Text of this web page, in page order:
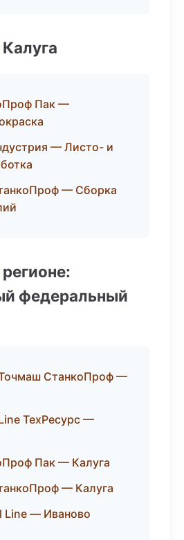
Пак —
— Листо- и
— Сборка
федеральный
СтанкоПроф —
ТехРесурс —
Пак — Калуга
— Калуга
Line — Иваново